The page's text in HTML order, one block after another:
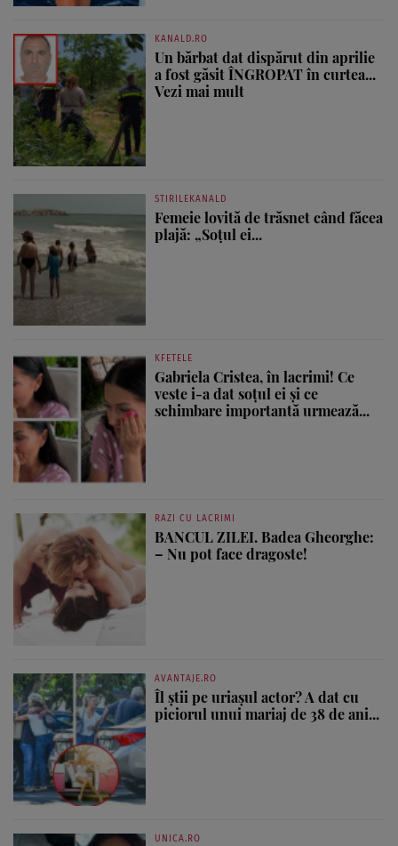
KANALD.RO
Un bărbat dat dispărut din aprilie
a fost găsit ÎNGROPAT în curtea...
Vezi mai mult
STIRILEKANALD
Femeie lovită de trăsnet când făcea
plajă: „Soțul ei...
KFETELE
Gabriela Cristea, în lacrimi! Ce
veste i-a dat soțul ei și ce
schimbare importantă urmează...
RAZI CU LACRIMI
BANCUL ZILEI. Badea Gheorghe:
– Nu pot face dragoste!
AVANTAJE.RO
Îl știi pe uriașul actor? A dat cu
piciorul unui mariaj de 38 de ani...
UNICA.RO